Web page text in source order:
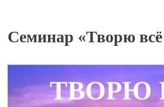
Семинар «Творю всё